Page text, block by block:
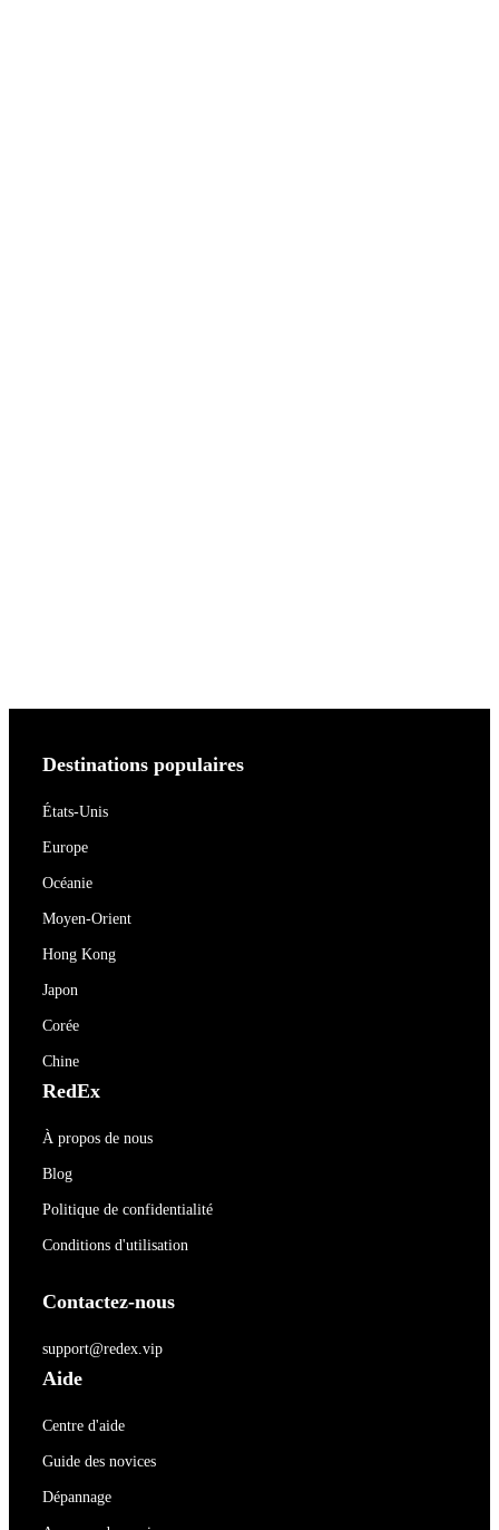
Destinations populaires
États-Unis
Europe
Océanie
Moyen-Orient
Hong Kong
Japon
Corée
Chine
RedEx
À propos de nous
Blog
Politique de confidentialité
Conditions d'utilisation
Contactez-nous
support@redex.vip
Aide
Centre d'aide
Guide des novices
Dépannage